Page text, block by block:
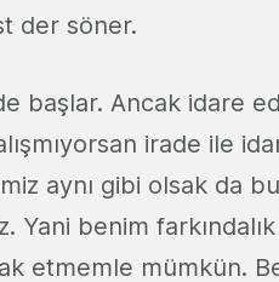
der söner.
başlar. Ancak idare
irade ile
aynı gibi olsak da bu
benim farkındalık
etmemle mümkün.